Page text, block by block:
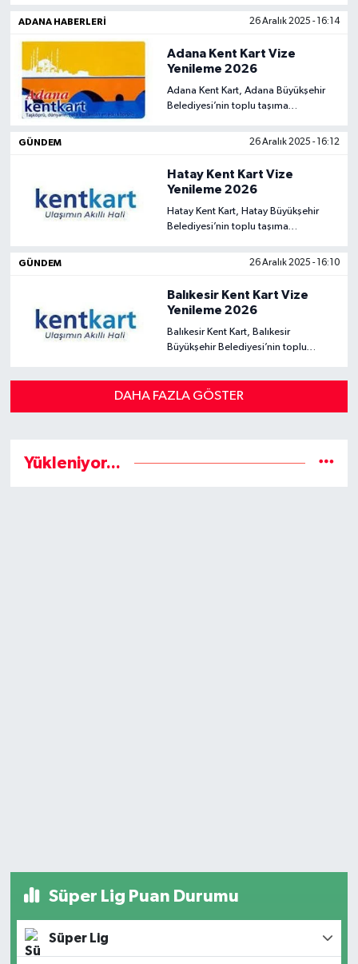
elektronik bir ulaşım kartıdır.
ADANA HABERLERI 26 Aralık 2025 - 16:14
Adana Kent Kart Vize
Yenileme 2026
Adana Kent Kart, Adana Büyükşehir
Belediyesi’nin toplu taşıma
GÜNDEM 26 Aralık 2025 - 16:12
Hatay Kent Kart Vize
Yenileme 2026
Hatay Kent Kart, Hatay Büyükşehir
Belediyesi’nin toplu taşıma
GÜNDEM 26 Aralık 2025 - 16:10
Balıkesir Kent Kart Vize
Yenileme 2026
Balıkesir Kent Kart, Balıkesir
Büyükşehir Belediyesi’nin toplu
DAHA FAZLA GÖSTER
Yükleniyor...
Süper Lig Puan Durumu
Süper Lig